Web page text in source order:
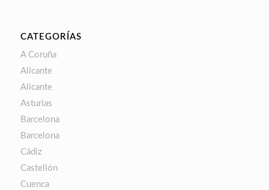
CATEGORÍAS
A Coruña
Alicante
Alicante
Asturias
Barcelona
Barcelona
Cádiz
Castellón
Cuenca